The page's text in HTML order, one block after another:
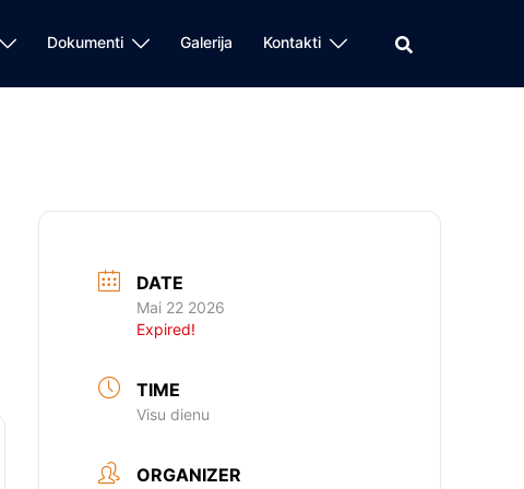
Dokumenti Galerija Kontakti
DATE
Mai 22 2026
Expired!
TIME
Visu dienu
ORGANIZER